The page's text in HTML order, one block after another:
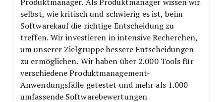
selbst, wie kritisch und schwierig es ist, beim
Softwarekauf die richtige Entscheidung zu
treffen. Wir investieren in intensive Recherchen,
um unserer Zielgruppe bessere Entscheidungen
zu ermöglichen. Wir haben über 2.000 Tools für
verschiedene Produktmanagement-
Anwendungsfälle getestet und mehr als 1.000
umfassende Softwarebewertungen